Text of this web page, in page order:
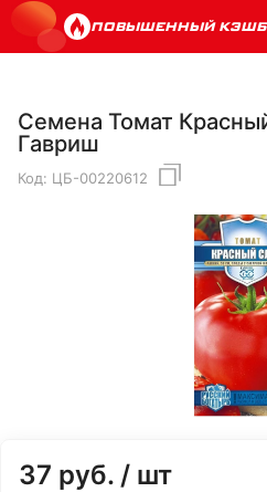
ПОВЫШЕННЫЙ
Семена Томат
Гавриш
Код: ЦБ-00220612
37 руб. / шт